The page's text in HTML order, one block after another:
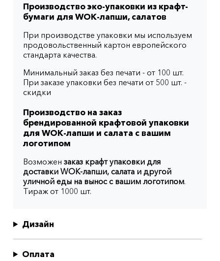
Производство эко-упаковки из крафт-
бумаги для WOK-лапши, салатов
При производстве упаковки мы используем
продовольственный картон европейского
стандарта качества.
Минимальный заказ без печати - от 100 шт.
При заказе упаковки без печати от 500 шт. -
скидки
Производство на заказ
брендированной крафтовой упаковки
для WOK-лапши и салата с вашим
логотипом
Возможен заказ крафт упаковки для
доставки WOK-лапши, салата и другой
уличной еды на вынос с вашим логотипом.
Тираж от 1000 шт.
Дизайн
Оплата